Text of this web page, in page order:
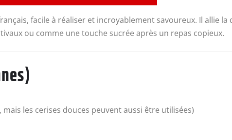
facile à réaliser et incroyablement savoureux. Il allie
ou comme une touche sucrée après un repas copieux.
les cerises douces peuvent aussi être utilisées)